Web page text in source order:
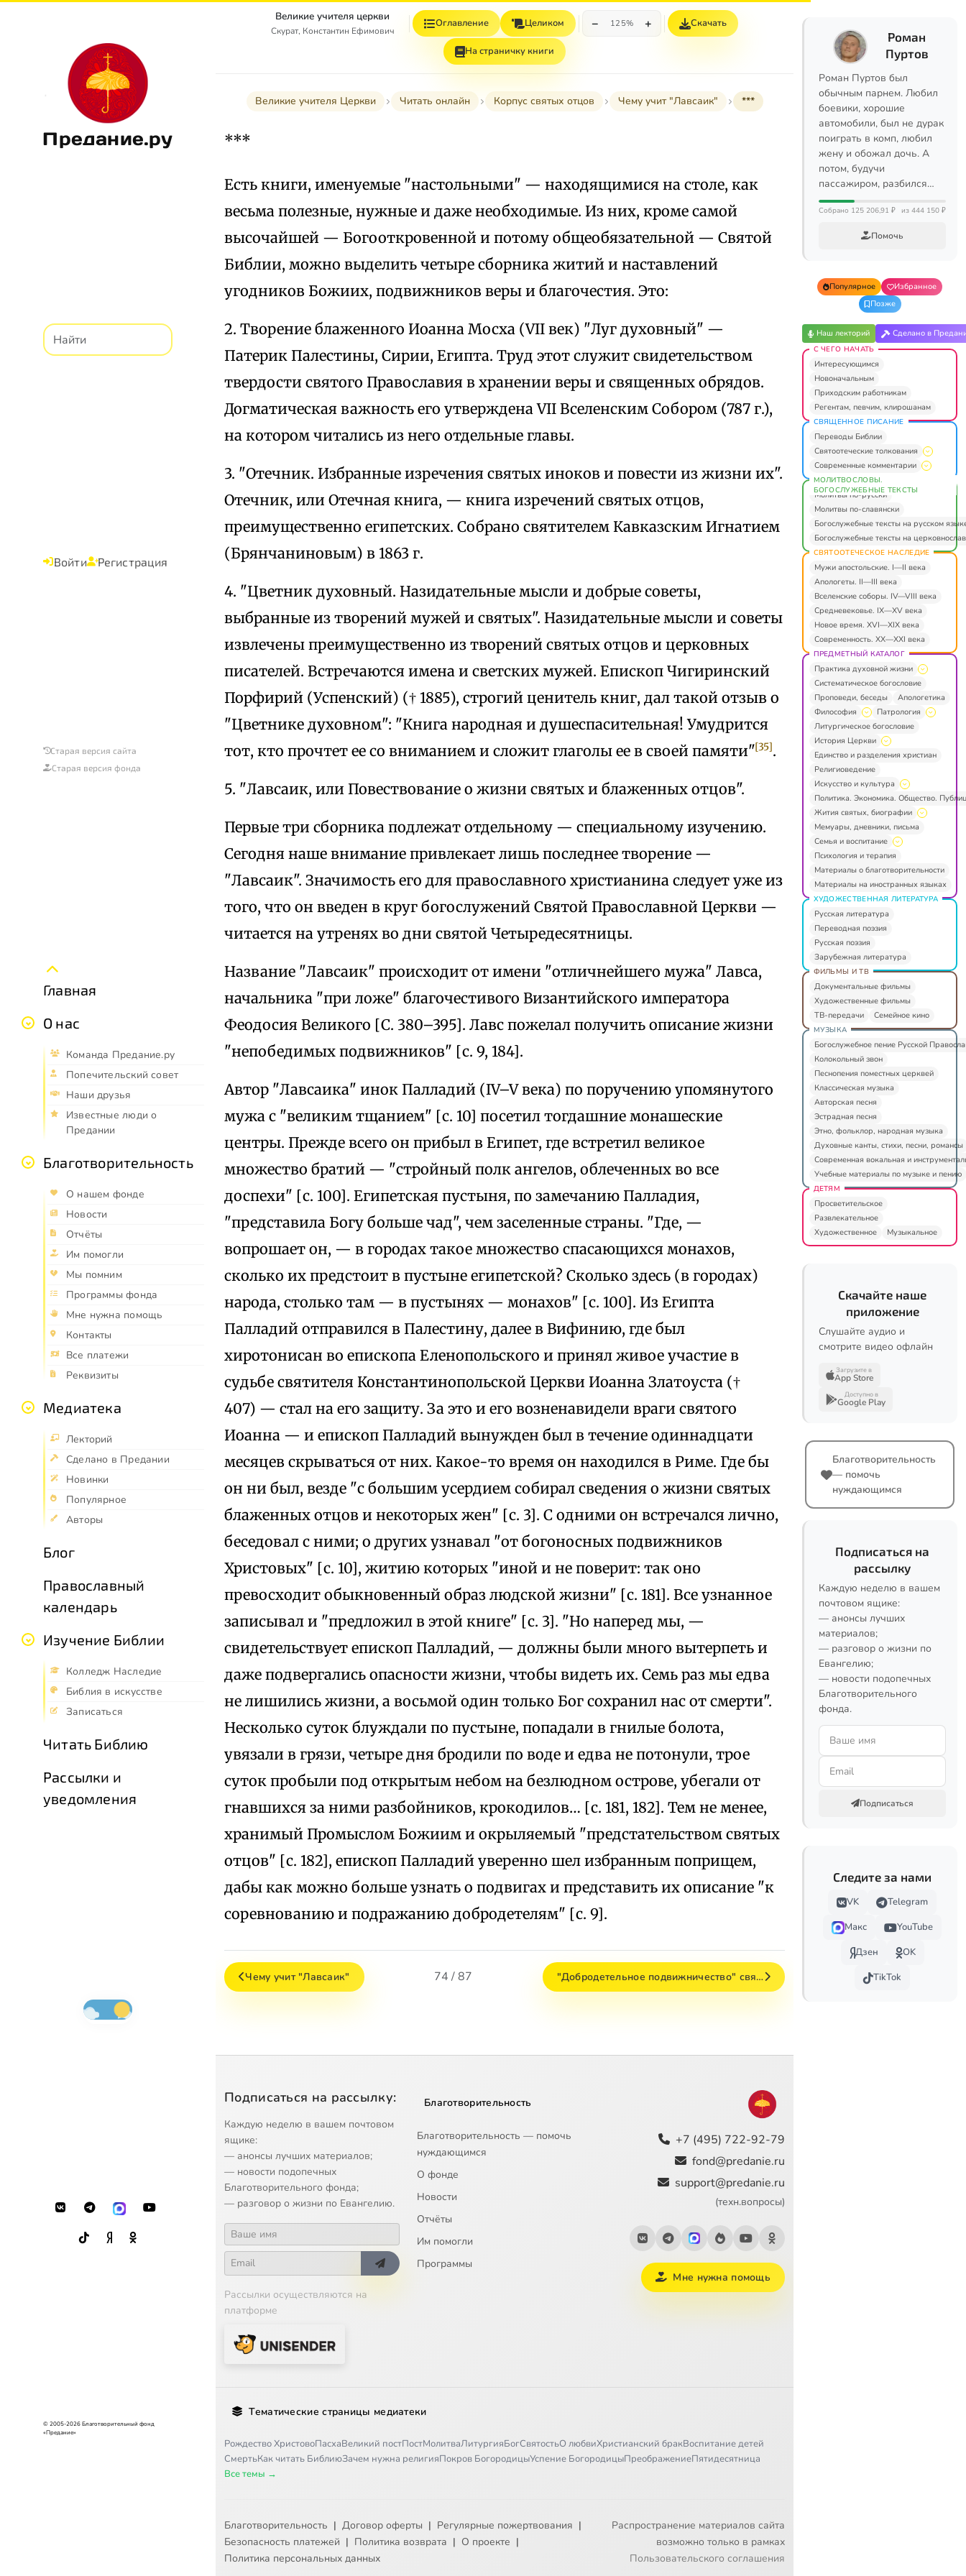
Предание.ру
Войти Регистрация
Старая версия сайта
Старая версия фонда
Главная
О нас
Команда Предание.ру
Попечительский совет
Наши друзья
Известные люди о
Предании
Благотворительность
О нашем фонде
Новости
Отчёты
Им помогли
Мы помним
Программы фонда
Мне нужна помощь
Контакты
Все платежи
Реквизиты
Медиатека
Лекторий
Сделано в Предании
Новинки
Популярное
Авторы
Блог
Православный
календарь
Изучение Библии
Колледж Наследие
Библия в искусстве
Записаться
Читать Библию
Рассылки и
уведомления
© 2005-2026 Благотворительный фонд
«Предание»
Великие учителя церкви
Скурат, Константин Ефимович
Оглавление Целиком − 125% + Скачать
На страничку книги
Великие учителя Церкви Читать онлайн Корпус святых отцов Чему учит "Лавсаик" ***
***
Есть книги, именуемые "настольными" — находящимися на столе, как
весьма полезные, нужные и даже необходимые. Из них, кроме самой
высочайшей — Богооткровенной и потому общеобязательной — Святой
Библии, можно выделить четыре сборника житий и наставлений
угодников Божиих, подвижников веры и благочестия. Это:
2. Творение блаженного Иоанна Мосха (VII век) "Луг духовный" —
Патерик Палестины, Сирии, Египта. Труд этот служит свидетельством
твердости святого Православия в хранении веры и священных обрядов.
Догматическая важность его утверждена VII Вселенским Собором (787 г.),
на котором читались из него отдельные главы.
3. "Отечник. Избранные изречения святых иноков и повести из жизни их".
Отечник, или Отечная книга, — книга изречений святых отцов,
преимущественно египетских. Собрано святителем Кавказским Игнатием
(Брянчаниновым) в 1863 г.
4. "Цветник духовный. Назидательные мысли и добрые советы,
выбранные из творений мужей и святых". Назидательные мысли и советы
извлечены преимущественно из творений святых отцов и церковных
писателей. Встречаются имена и светских мужей. Епископ Чигиринский
Порфирий (Успенский) († 1885), строгий ценитель книг, дал такой отзыв о
"Цветнике духовном": "Книга народная и душеспасительная! Умудрится
тот, кто прочтет ее со вниманием и сложит глаголы ее в своей памяти"[35].
5. "Лавсаик, или Повествование о жизни святых и блаженных отцов".
Первые три сборника подлежат отдельному — специальному изучению.
Сегодня наше внимание привлекает лишь последнее творение —
"Лавсаик". Значимость его для православного христианина следует уже из
того, что он введен в круг богослужений Святой Православной Церкви —
читается на утренях во дни святой Четыредесятницы.
Название "Лавсаик" происходит от имени "отличнейшего мужа" Лавса,
начальника "при ложе" благочестивого Византийского императора
Феодосия Великого [С. 380–395]. Лавс пожелал получить описание жизни
"непобедимых подвижников" [с. 9, 184].
Автор "Лавсаика" инок Палладий (IV–V века) по поручению упомянутого
мужа с "великим тщанием" [с. 10] посетил тогдашние монашеские
центры. Прежде всего он прибыл в Египет, где встретил великое
множество братий — "стройный полк ангелов, облеченных во все
доспехи" [с. 100]. Египетская пустыня, по замечанию Палладия,
"представила Богу больше чад", чем заселенные страны. "Где, —
вопрошает он, — в городах такое множество спасающихся монахов,
сколько их предстоит в пустыне египетской? Сколько здесь (в городах)
народа, столько там — в пустынях — монахов" [с. 100]. Из Египта
Палладий отправился в Палестину, далее в Вифинию, где был
хиротонисан во епископа Еленопольского и принял живое участие в
судьбе святителя Константинопольской Церкви Иоанна Златоуста (†
407) — стал на его защиту. За это и его возненавидели враги святого
Иоанна — и епископ Палладий вынужден был в течение одиннадцати
месяцев скрываться от них. Какое-то время он находился в Риме. Где бы
он ни был, везде "с большим усердием собирал сведения о жизни святых
блаженных отцов и некоторых жен" [с. 3]. С одними он встречался лично,
беседовал с ними; о других узнавал "от богоносных подвижников
Христовых" [с. 10], житию которых "иной и не поверит: так оно
превосходит обыкновенный образ людской жизни" [с. 181]. Все узнанное
записывал и "предложил в этой книге" [с. 3]. "Но наперед мы, —
свидетельствует епископ Палладий, — должны были много вытерпеть и
даже подвергались опасности жизни, чтобы видеть их. Семь раз мы едва
не лишились жизни, а восьмой один только Бог сохранил нас от смерти".
Несколько суток блуждали по пустыне, попадали в гнилые болота,
увязали в грязи, четыре дня бродили по воде и едва не потонули, трое
суток пробыли под открытым небом на безлюдном острове, убегали от
гнавшихся за ними разбойников, крокодилов… [с. 181, 182]. Тем не менее,
хранимый Промыслом Божиим и окрыляемый "предстательством святых
отцов" [с. 182], епископ Палладий уверенно шел избранным поприщем,
дабы как можно больше узнать о подвигах и представить их описание "к
соревнованию и подражанию добродетелям" [с. 9].
Чему учит "Лавсаик" 74 / 87 "Добродетельное подвижничество" свя…
Подписаться на рассылку:
Каждую неделю в вашем почтовом
ящике:
— анонсы лучших материалов;
— новости подопечных
Благотворительного фонда;
— разговор о жизни по Евангелию.
Рассылки осуществляются на
платформе
Благотворительность
Благотворительность — помочь
нуждающимся
О фонде
Новости
Отчёты
Им помогли
Программы
+7 (495) 722-92-79
fond@predanie.ru
support@predanie.ru
(техн.вопросы)
Мне нужна помощь
Тематические страницы медиатеки
Рождество ХристовоПасхаВеликий постПостМолитваЛитургияБогСвятостьО любвиХристианский бракВоспитание детей
СмертьКак читать БиблиюЗачем нужна религияПокров БогородицыУспение БогородицыПреображениеПятидесятница
Все темы →
Благотворительность | Договор оферты | Регулярные пожертвования |
Безопасность платежей | Политика возврата | О проекте |
Политика персональных данных
Распространение материалов сайта
возможно только в рамках
Пользовательского соглашения
Роман
Пуртов
Роман Пуртов был
обычным парнем. Любил
боевики, хорошие
автомобили, был не дурак
поиграть в комп, любил
жену и обожал дочь. А
потом, будучи
пассажиром, разбился…
Собрано 125 206,91 ₽ из 444 150 ₽
Помочь
Популярное
Избранное
Позже
Наш лекторий Сделано в
С ЧЕГО НАЧАТЬ
Интересующимся
Новоначальным
Приходским работникам
Регентам, певчим, клирошанам
СВЯЩЕННОЕ ПИСАНИЕ
Переводы Библии
Святоотеческие толкования
Современные комментарии
МОЛИТВОСЛОВЫ.
БОГОСЛУЖЕБНЫЕ ТЕКСТЫ
Молитвы по-русски
Молитвы по-славянски
Богослужебные тексты на русском
Богослужебные тексты на
СВЯТООТЕЧЕСКОЕ НАСЛЕДИЕ
Мужи апостольские. I—II века
Апологеты. II—III века
Вселенские соборы. IV—VIII века
Средневековье. IX—XV века
Новое время. XVI—XIX века
Современность. XX—XXI века
ПРЕДМЕТНЫЙ КАТАЛОГ
Практика духовной жизни
Систематическое богословие
Проповеди, беседы
Апологетика
Философия
Патрология
Литургическое богословие
История Церкви
Единство и разделения христиан
Религиоведение
Искусство и культура
Политика. Экономика. Общество.
Жития святых, биографии
Мемуары, дневники, письма
Семья и воспитание
Психология и терапия
Материалы о благотворительности
Материалы на иностранных языках
ХУДОЖЕСТВЕННАЯ ЛИТЕРАТУРА
Русская литература
Переводная поэзия
Русская поэзия
Зарубежная литература
ФИЛЬМЫ И ТВ
Документальные фильмы
Художественные фильмы
ТВ-передачи
Семейное кино
МУЗЫКА
Богослужебное пение Русской
Колокольный звон
Песнопения поместных церквей
Классическая музыка
Авторская песня
Эстрадная песня
Этно, фольклор, народная музыка
Духовные канты, стихи, песни, романсы
Современная вокальная и
Учебные материалы по музыке и пению
ДЕТЯМ
Просветительское
Развлекательное
Художественное
Музыкальное
Скачайте наше
приложение
Слушайте аудио и
смотрите видео офлайн
Загрузите в
App Store
Доступно в
Google Play
Благотворительность
— помочь
нуждающимся
Подписаться на
рассылку
Каждую неделю в вашем
почтовом ящике:
— анонсы лучших
материалов;
— разговор о жизни по
Евангелию;
— новости подопечных
Благотворительного
фонда.
Подписаться
Следите за нами
VK
Telegram
Макс
YouTube
Дзен
OK
TikTok